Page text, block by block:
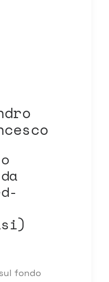
fondo